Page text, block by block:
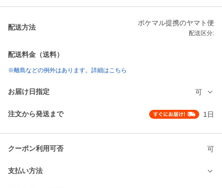
配送方法
ポケマル提携のヤマト便
配送区分:
配送料金（送料）
※離島などの例外はあります。詳細はこちら
お届け日指定 可
注文から発送まで 1日
クーポン利用可否 可
支払い方法